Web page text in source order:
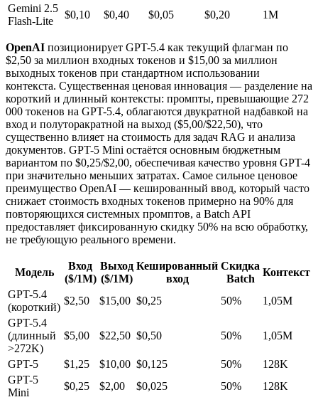
Gemini 2.5
Flash-Lite
$0,10 $0,40 $0,05 $0,20 1M
OpenAI позиционирует GPT-5.4 как текущий флагман по
$2,50 за миллион входных токенов и $15,00 за миллион
выходных токенов при стандартном использовании
контекста. Существенная ценовая инновация — разделение на
короткий и длинный контексты: промпты, превышающие 272
000 токенов на GPT-5.4, облагаются двукратной надбавкой на
вход и полуторакратной на выход ($5,00/$22,50), что
существенно влияет на стоимость для задач RAG и анализа
документов. GPT-5 Mini остаётся основным бюджетным
вариантом по $0,25/$2,00, обеспечивая качество уровня GPT-4
при значительно меньших затратах. Самое сильное ценовое
преимущество OpenAI — кешированный ввод, который часто
снижает стоимость входных токенов примерно на 90% для
повторяющихся системных промптов, а Batch API
предоставляет фиксированную скидку 50% на всю обработку,
не требующую реального времени.
Модель
Вход
($/1M)
Выход
($/1M)
Кешированный
вход
Скидка
Batch
Контекст
GPT-5.4
(короткий)
$2,50 $15,00 $0,25 50%
1,05M
GPT-5.4
(длинный
>272K)
$5,00 $22,50 $0,50 50% 1,05M
GPT-5 $1,25 $10,00 $0,125 50%
128K
GPT-5
Mini
$0,25 $2,00 $0,025 50% 128K